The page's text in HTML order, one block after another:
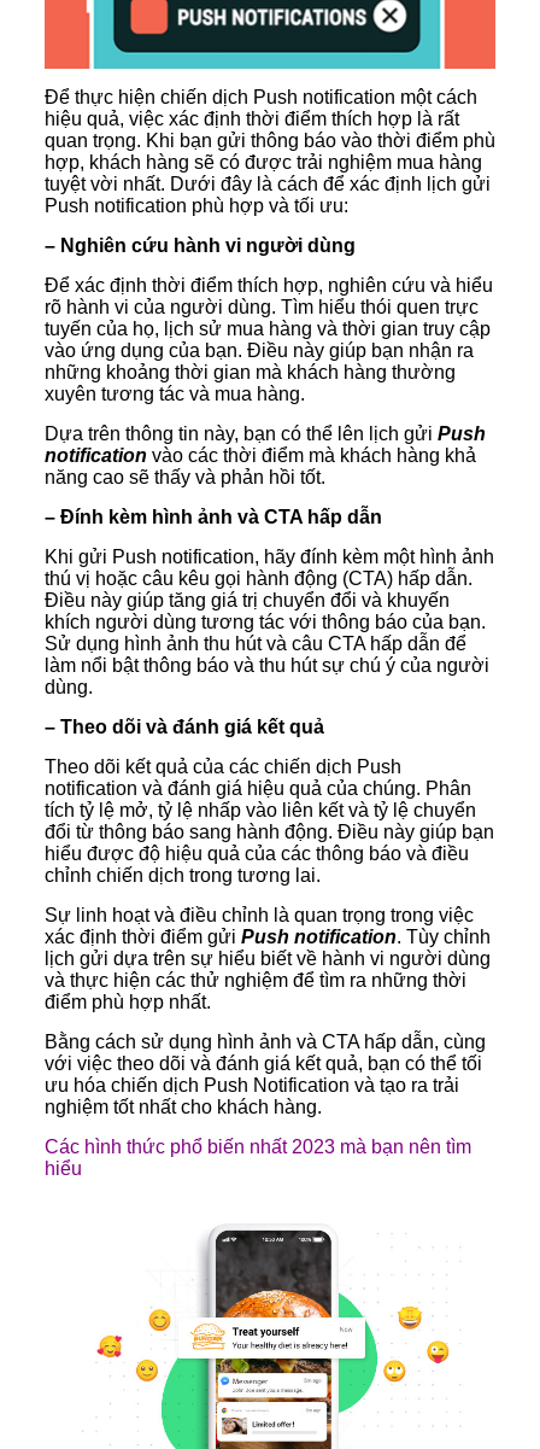
Để thực hiện chiến dịch Push notification một cách
hiệu quả, việc xác định thời điểm thích hợp là rất
quan trọng. Khi bạn gửi thông báo vào thời điểm phù
hợp, khách hàng sẽ có được trải nghiệm mua hàng
tuyệt vời nhất. Dưới đây là cách để xác định lịch gửi
Push notification phù hợp và tối ưu:
– Nghiên cứu hành vi người dùng
Để xác định thời điểm thích hợp, nghiên cứu và hiểu
rõ hành vi của người dùng. Tìm hiểu thói quen trực
tuyến của họ, lịch sử mua hàng và thời gian truy cập
vào ứng dụng của bạn. Điều này giúp bạn nhận ra
những khoảng thời gian mà khách hàng thường
xuyên tương tác và mua hàng.
Dựa trên thông tin này, bạn có thể lên lịch gửi Push
notification vào các thời điểm mà khách hàng khả
năng cao sẽ thấy và phản hồi tốt.
– Đính kèm hình ảnh và CTA hấp dẫn
Khi gửi Push notification, hãy đính kèm một hình ảnh
thú vị hoặc câu kêu gọi hành động (CTA) hấp dẫn.
Điều này giúp tăng giá trị chuyển đổi và khuyến
khích người dùng tương tác với thông báo của bạn.
Sử dụng hình ảnh thu hút và câu CTA hấp dẫn để
làm nổi bật thông báo và thu hút sự chú ý của người
dùng.
– Theo dõi và đánh giá kết quả
Theo dõi kết quả của các chiến dịch Push
notification và đánh giá hiệu quả của chúng. Phân
tích tỷ lệ mở, tỷ lệ nhấp vào liên kết và tỷ lệ chuyển
đổi từ thông báo sang hành động. Điều này giúp bạn
hiểu được độ hiệu quả của các thông báo và điều
chỉnh chiến dịch trong tương lai.
Sự linh hoạt và điều chỉnh là quan trọng trong việc
xác định thời điểm gửi Push notification. Tùy chỉnh
lịch gửi dựa trên sự hiểu biết về hành vi người dùng
và thực hiện các thử nghiệm để tìm ra những thời
điểm phù hợp nhất.
Bằng cách sử dụng hình ảnh và CTA hấp dẫn, cùng
với việc theo dõi và đánh giá kết quả, bạn có thể tối
ưu hóa chiến dịch Push Notification và tạo ra trải
nghiệm tốt nhất cho khách hàng.
Các hình thức phổ biến nhất 2023 mà bạn nên tìm
hiểu